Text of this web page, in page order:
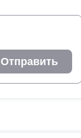
Отправить